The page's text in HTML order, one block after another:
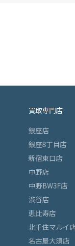
買取専門店
銀座店
銀座8丁目店
新宿東口店
中野店
中野BW3F店
渋谷店
恵比寿店
北千住マルイ
名古屋大須店